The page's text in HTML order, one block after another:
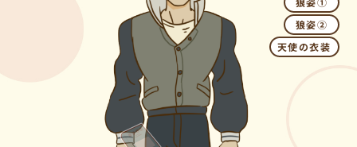
狼姿②
天使の衣装